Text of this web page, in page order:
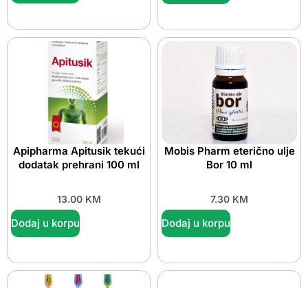
Apipharma Apitusik tekući
dodatak prehrani 100 ml
13.00 KM
Dodaj u korpu
Mobis Pharm eterično ulje
Bor 10 ml
7.30 KM
Dodaj u korpu